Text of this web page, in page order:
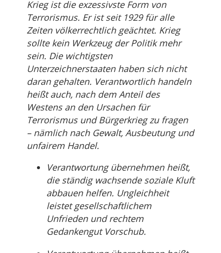
Krieg ist die exzessivste Form von
Terrorismus. Er ist seit 1929 für alle
Zeiten völkerrechtlich geächtet. Krieg
sollte kein Werkzeug der Politik mehr
sein. Die wichtigsten
Unterzeichnerstaaten haben sich nicht
daran gehalten. Verantwortlich handeln
heißt auch, nach dem Anteil des
Westens an den Ursachen für
Terrorismus und Bürgerkrieg zu fragen
– nämlich nach Gewalt, Ausbeutung und
unfairem Handel.
Verantwortung übernehmen heißt,
die ständig wachsende soziale Kluft
abbauen helfen. Ungleichheit
leistet gesellschaftlichem
Unfrieden und rechtem
Gedankengut Vorschub.